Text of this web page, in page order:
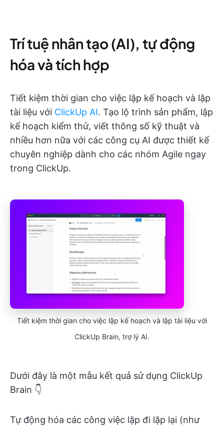
Trí tuệ nhân tạo (AI), tự động
hóa và tích hợp
Tiết kiệm thời gian cho việc lập kế hoạch và lập
tài liệu với ClickUp AI. Tạo lộ trình sản phẩm, lập
kế hoạch kiểm thử, viết thông số kỹ thuật và
nhiều hơn nữa với các công cụ AI được thiết kế
chuyên nghiệp dành cho các nhóm Agile ngay
trong ClickUp.
Tiết kiệm thời gian cho việc lập kế hoạch và lập tài liệu với
ClickUp Brain, trợ lý AI.
Dưới đây là một mẫu kết quả sử dụng ClickUp
Brain 👇
Tự động hóa các công việc lặp đi lặp lại (như